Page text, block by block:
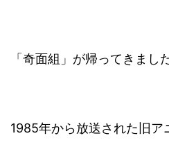
「奇面組」が帰ってきました
1985年から放送された旧ア